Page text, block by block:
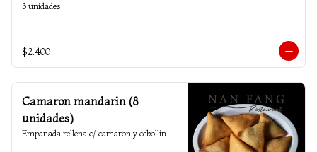
3 unidades
$2.400
Camaron mandarin (8
unidades)
Empanada rellena c/ camaron y cebollin